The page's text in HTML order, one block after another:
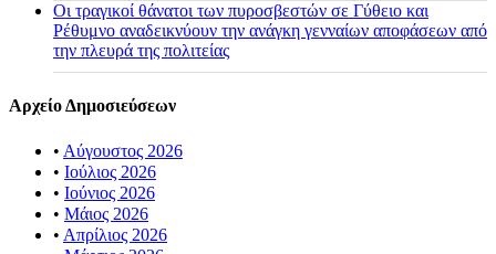
Οι τραγικοί θάνατοι των πυροσβεστών σε Γύθειο και
Ρέθυμνο αναδεικνύουν την ανάγκη γενναίων αποφάσεων από
την πλευρά της πολιτείας
Αρχείο Δημοσιεύσεων
• Αύγουστος 2026
• Ιούλιος 2026
• Ιούνιος 2026
• Μάιος 2026
• Απρίλιος 2026